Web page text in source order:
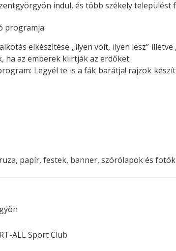
indul, és több székely települést
programja:
elkészítése „ilyen volt, ilyen lesz” illetve
az emberek kiirtják az erdőket.
Legyél te is a fák barátja! rajzok
papír, festek, banner, szórólapok és
ALL Sport Club